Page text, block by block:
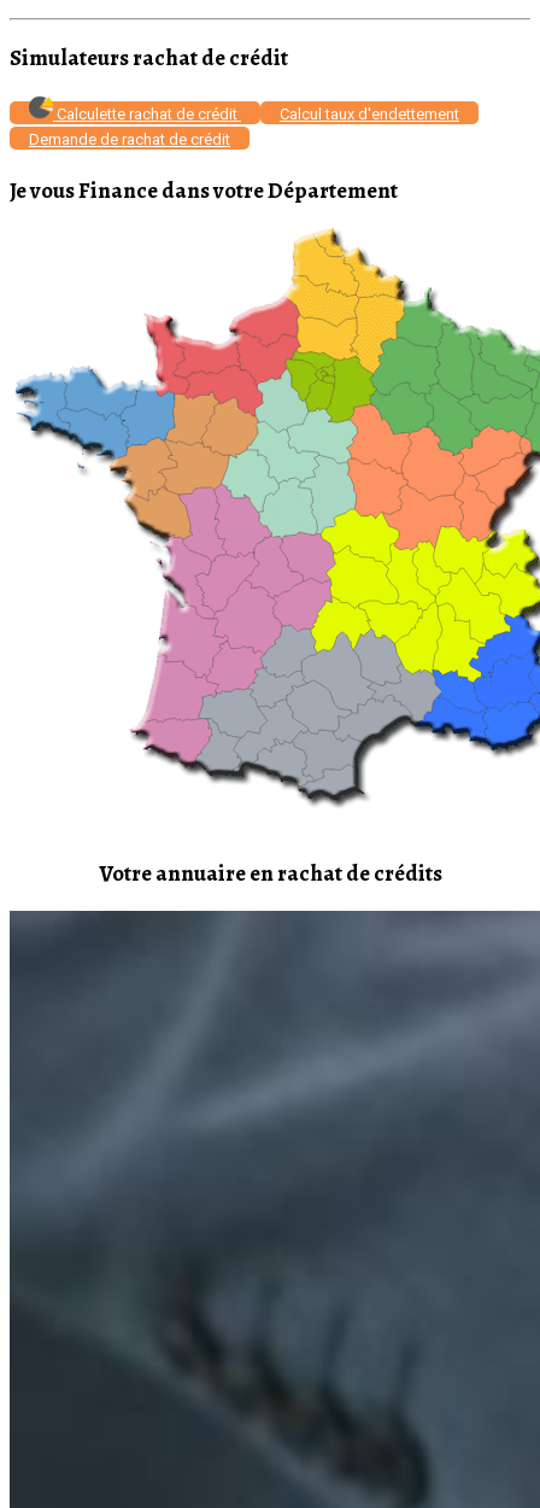
Simulateurs rachat de crédit
Calculette rachat de crédit
Calcul taux d'endettement
Demande de rachat de crédit
Je vous Finance dans votre Département
Votre annuaire en rachat de crédits